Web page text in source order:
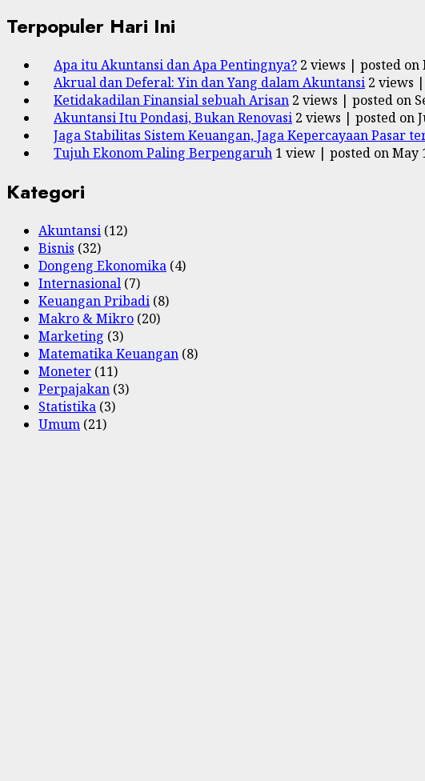
Terpopuler Hari Ini
Apa itu Akuntansi dan Apa Pentingnya? 2 views | posted on
Akrual dan Deferal: Yin dan Yang dalam Akuntansi 2 views |
Ketidakadilan Finansial sebuah Arisan 2 views | posted on
Akuntansi Itu Pondasi, Bukan Renovasi 2 views | posted on
Jaga Stabilitas Sistem Keuangan, Jaga Kepercayaan Pasar
Tujuh Ekonom Paling Berpengaruh 1 view | posted on May
Kategori
Akuntansi (12)
Bisnis (32)
Dongeng Ekonomika (4)
Internasional (7)
Keuangan Pribadi (8)
Makro & Mikro (20)
Marketing (3)
Matematika Keuangan (8)
Moneter (11)
Perpajakan (3)
Statistika (3)
Umum (21)